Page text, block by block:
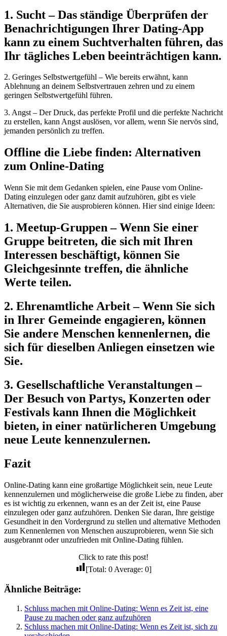
1. Sucht – Das ständige Überprüfen der
Benachrichtigungen Ihrer Dating-App
kann zu einem Suchtverhalten führen, das
Ihr tägliches Leben beeinträchtigen kann.
2. Geringes Selbstwertgefühl – Wie bereits erwähnt, kann
Ablehnung an deinem Selbstvertrauen zehren und zu einem
geringen Selbstwertgefühl führen.
3. Angst – Der Druck, das perfekte Profil und die perfekte Nachricht
zu erstellen, kann Angst auslösen, vor allem, wenn Sie nervös sind,
jemanden persönlich zu treffen.
Offline die Liebe finden: Alternativen
zum Online-Dating
Wenn Sie mit dem Gedanken spielen, eine Pause vom Online-
Dating einzulegen oder ganz damit aufzuhören, gibt es viele
Alternativen, die Sie ausprobieren können. Hier sind einige Ideen:
1. Meetup-Gruppen – Wenn Sie einer
Gruppe beitreten, die sich mit Ihren
Interessen beschäftigt, können Sie
Gleichgesinnte treffen, die ähnliche
Werte teilen.
2. Ehrenamtliche Arbeit – Wenn Sie sich
in Ihrer Gemeinde engagieren, können
Sie andere Menschen kennenlernen, die
sich für dieselben Anliegen einsetzen wie
Sie.
3. Gesellschaftliche Veranstaltungen –
Der Besuch von Partys, Konzerten oder
Festivals kann Ihnen die Möglichkeit
bieten, in einer natürlicheren Umgebung
neue Leute kennenzulernen.
Fazit
Online-Dating kann eine großartige Möglichkeit sein, neue Leute
kennenzulernen und möglicherweise die große Liebe zu finden, aber
es ist wichtig zu erkennen, wann es an der Zeit ist, eine Pause
einzulegen oder ganz aufzuhören. Denken Sie daran, Ihre geistige
Gesundheit in den Vordergrund zu stellen und alternative Methoden
zum Kennenlernen von Menschen auszuprobieren, wenn Sie sich
ausgebrannt oder unzufrieden mit Online-Dating fühlen.
Click to rate this post!
[Total: 0 Average: 0]
Ähnliche Beiträge:
Schluss machen mit Online-Dating: Wenn es Zeit ist, eine
Pause zu machen oder ganz aufzuhören
Schluss machen mit Online-Dating: Wenn es Zeit ist, sich zu